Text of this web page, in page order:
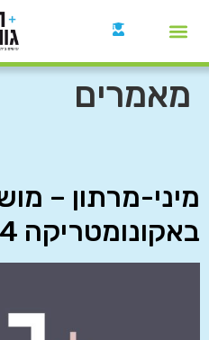
מאמרים
מיני-מרתון –
באקונומטריקה 10284